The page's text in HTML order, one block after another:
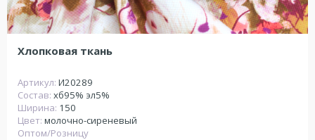
Хлопковая ткань
Артикул: И20289
Состав: хб95% эл5%
Ширина: 150
Цвет: молочно-сиреневый
Оптом/Розницу